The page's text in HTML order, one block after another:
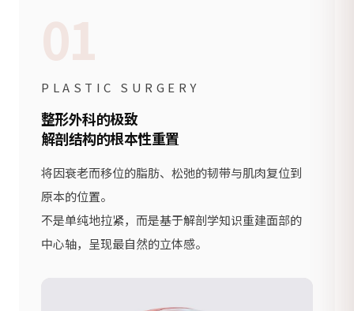
01
PLASTIC SURGERY
整形外科的极致
解剖结构的根本性重置
将因衰老而移位的脂肪、松弛的韧带与肌肉复位到
原本的位置。
不是单纯地拉紧，而是基于解剖学知识重建面部的
中心轴，呈现最自然的立体感。